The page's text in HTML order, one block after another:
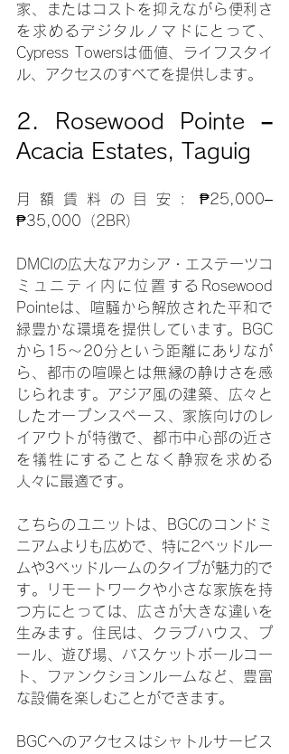
家、またはコストを抑えながら便利さ
を求めるデジタルノマドにとって、
Cypress Towersは価値、ライフスタイ
ル、アクセスのすべてを提供します。
2. Rosewood Pointe –
Acacia Estates, Taguig
月額賃料の目安: ₱25,000–
₱35,000（2BR）
DMCIの広大なアカシア・エステーツコ
ミュニティ内に位置するRosewood
Pointeは、喧騒から解放された平和で
緑豊かな環境を提供しています。BGC
から15～20分という距離にありなが
ら、都市の喧噪とは無縁の静けさを感
じられます。アジア風の建築、広々と
したオープンスペース、家族向けのレ
イアウトが特徴で、都市中心部の近さ
を犠牲にすることなく静寂を求める
人々に最適です。
こちらのユニットは、BGCのコンドミ
ニアムよりも広めで、特に2ベッドルー
ムや3ベッドルームのタイプが魅力的で
す。リモートワークや小さな家族を持
つ方にとっては、広さが大きな違いを
生みます。住民は、クラブハウス、プ
ール、遊び場、バスケットボールコー
ト、ファンクションルームなど、豊富
な設備を楽しむことができます。
BGCへのアクセスはシャトルサービス